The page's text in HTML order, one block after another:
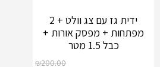
ידית גז עם צג וולט + 2
מפתחות + מפסק אורות +
כבל 1.5 מטר
₪200.00